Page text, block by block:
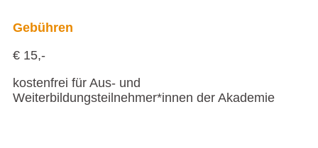
Gebühren
€ 15,-
kostenfrei für Aus- und
Weiterbildungsteilnehmer*innen der Akademie